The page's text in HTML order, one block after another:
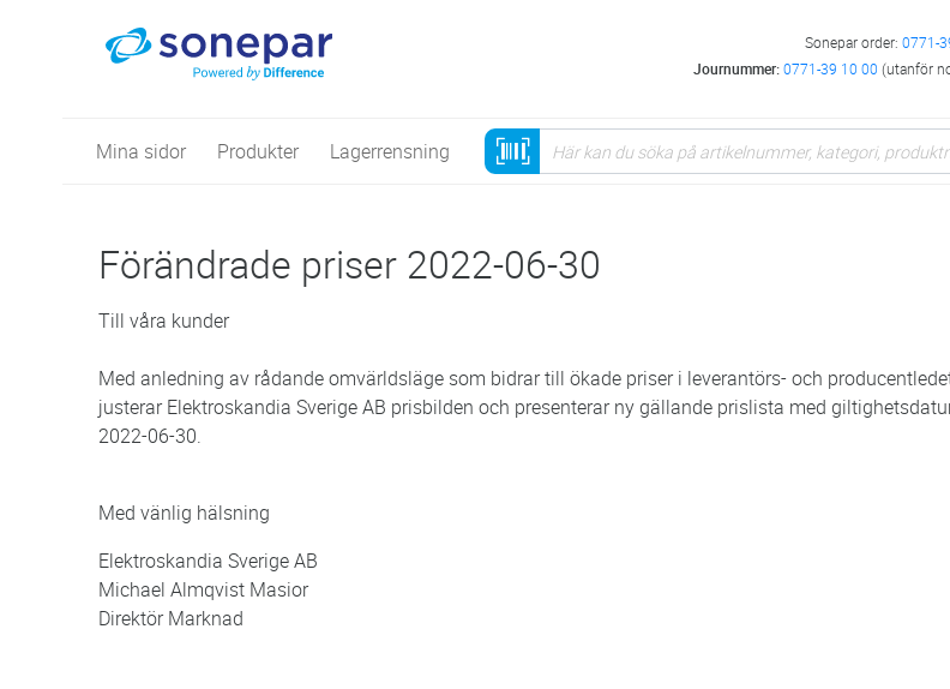
Sonepar order: 0771-
Journummer:0771-39 10 00 (utanför
Mina sidor Produkter Lagerrensning
Förändrade priser 2022-06-30
Till våra kunder
Med anledning av rådande omvärldsläge som bidrar till ökade priser i leverantörs- och
justerar Elektroskandia Sverige AB prisbilden och presenterar ny gällande prislista med
2022-06-30.
Med vänlig hälsning
Elektroskandia Sverige AB
Michael Almqvist Masior
Direktör Marknad